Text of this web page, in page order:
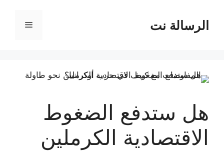
المحتوىالرسالة نت القائمة
هل ستدفع الضغوط
الاقتصادية الكرملين